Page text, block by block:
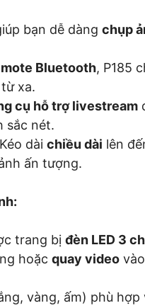
bạn dễ dàng chụp
Bluetooth, P185
xa.
cụ hỗ trợ livestream
sắc nét.
Kéo dài chiều dài lên
ấn tượng.
trang bị đèn LED 3
hoặc quay video
vàng, ấm) phù hợp